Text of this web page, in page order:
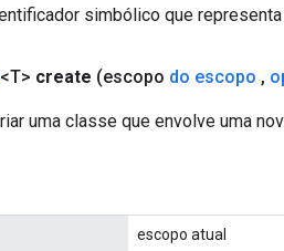
simbólico que
<T> create (escopo do escopo ,
uma classe que envolve uma
escopo atual